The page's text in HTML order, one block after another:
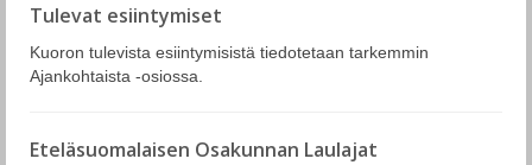
Esiintymiset
Ohjelmisto
Tulevat esiintymiset
Kuoron tulevista esiintymisistä tiedotetaan tarkemmin
Ajankohtaista -osiossa.
Eteläsuomalaisen Osakunnan Laulajat